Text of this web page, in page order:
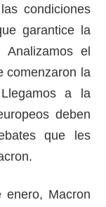
condiciones
garantice la
el
comenzaron la
a la
deben
que les
enero, Macron